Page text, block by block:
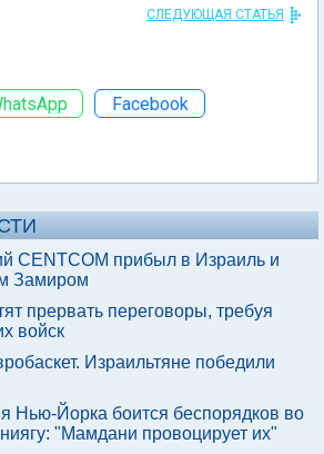
СЛЕДУЮЩАЯ СТАТЬЯ
Facebook
CENTCOM прибыл в Израиль и
Замиром
прервать переговоры, требуя
войск
Израильтяне победили
Нью-Йорка боится беспорядков во
"Мамдани провоцирует их"